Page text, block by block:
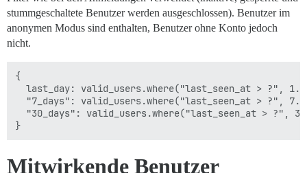
stummgeschaltete Benutzer werden ausgeschlossen). Benutzer im
anonymen Modus sind enthalten, Benutzer ohne Konto jedoch
nicht.
{
last_day: valid_users.where("last_seen_at > ?",
"7_days": valid_users.where("last_seen_at > ?",
"30_days": valid_users.where("last_seen_at > ?",
Mitwirkende Benutzer